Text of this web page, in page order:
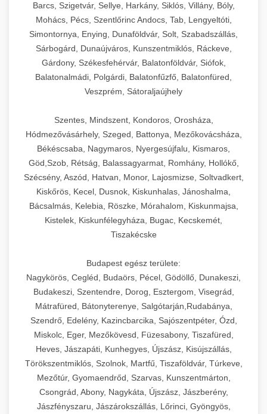
Barcs, Szigetvár, Sellye, Harkány, Siklós, Villány, Bóly,
Mohács, Pécs, Szentlőrinc Andocs, Tab, Lengyeltóti,
Simontornya, Enying, Dunaföldvár, Solt, Szabadszállás,
Sárbogárd, Dunaújváros, Kunszentmiklós, Ráckeve,
Gárdony, Székesfehérvár, Balatonföldvár, Siófok,
Balatonalmádi, Polgárdi, Balatonfűzfő, Balatonfüred,
Veszprém, Sátoraljaújhely
Szentes, Mindszent, Kondoros, Orosháza,
Hódmezővásárhely, Szeged, Battonya, Mezőkovácsháza,
Békéscsaba, Nagymaros, Nyergesújfalu, Kismaros,
Göd,Szob, Rétság, Balassagyarmat, Romhány, Hollókő,
Szécsény, Aszód, Hatvan, Monor, Lajosmizse, Soltvadkert,
Kiskőrös, Kecel, Dusnok, Kiskunhalas, Jánoshalma,
Bácsalmás, Kelebia, Röszke, Mórahalom, Kiskunmajsa,
Kistelek, Kiskunfélegyháza, Bugac, Kecskemét,
Tiszakécske
Budapest egész területe:
Nagykörös, Cegléd, Budaörs, Pécel, Gödöllő, Dunakeszi,
Budakeszi, Szentendre, Dorog, Esztergom, Visegrád,
Mátrafüred, Bátonyterenye, Salgótarján,Rudabánya,
Szendrő, Edelény, Kazincbarcika, Sajószentpéter, Ózd,
Miskolc, Eger, Mezőkövesd, Füzesabony, Tiszafüred,
Heves, Jászapáti, Kunhegyes, Újszász, Kisújszállás,
Törökszentmiklós, Szolnok, Martfű, Tiszaföldvár, Túrkeve,
Mezőtúr, Gyomaendrőd, Szarvas, Kunszentmárton,
Csongrád, Abony, Nagykáta, Újszász, Jászberény,
Jászfényszaru, Jászárokszállás, Lőrinci, Gyöngyös,